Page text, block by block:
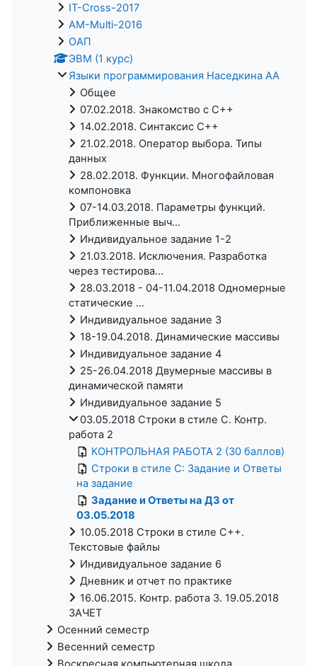
IT-Cross-2017
AM-Multi-2016
ОАП
ЭВМ (1 курс)
Языки программирования Наседкина АА
Общее
07.02.2018. Знакомство с C++
14.02.2018. Синтаксис C++
21.02.2018. Оператор выбора. Типы
данных
28.02.2018. Функции. Многофайловая
компоновка
07-14.03.2018. Параметры функций.
Приближенные выч...
Индивидуальное задание 1-2
21.03.2018. Исключения. Разработка
через тестирова...
28.03.2018 - 04-11.04.2018 Одномерные
статические ...
Индивидуальное задание 3
18-19.04.2018. Динамические массивы
Индивидуальное задание 4
25-26.04.2018 Двумерные массивы в
динамической памяти
Индивидуальное задание 5
03.05.2018 Строки в стиле C. Контр.
работа 2
КОНТРОЛЬНАЯ РАБОТА 2 (30 баллов)
Строки в стиле C: Задание и Ответы
на задание
Задание и Ответы на ДЗ от
03.05.2018
10.05.2018 Строки в стиле С++.
Текстовые файлы
Индивидуальное задание 6
Дневник и отчет по практике
16.06.2015. Контр. работа 3. 19.05.2018
ЗАЧЕТ
Осенний семестр
Весенний семестр